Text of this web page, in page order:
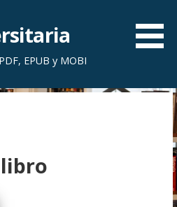
EPUB y MOBI